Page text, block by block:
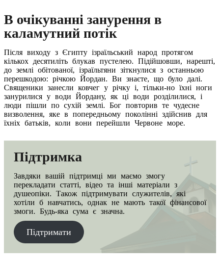
В очікуванні занурення в
каламутний потік
Після виходу з Єгипту ізраїльський народ протягом
кількох десятиліть блукав пустелею. Підійшовши, нарешті,
до землі обітованої, ізраїльтяни зіткнулися з останньою
перешкодою: річкою Йордан. Ви знаєте, що було далі.
Священики занесли ковчег у річку і, тільки-но їхні ноги
занурилися у води Йордану, як ці води розділилися, і
люди пішли по сухій землі. Бог повторив те чудесне
визволення, яке в попередньому поколінні здійснив для
їхніх батьків, коли вони перейшли Червоне море.
Підтримка
Завдяки вашiй підтримці ми маємо змогу
перекладати статті, відео та інші матеріали з
душеопіки. Також підтримувати служителів, які
хотіли б навчатись, однак не мають такої фінансової
змоги. Будь-яка сума є значна.
Підтримати